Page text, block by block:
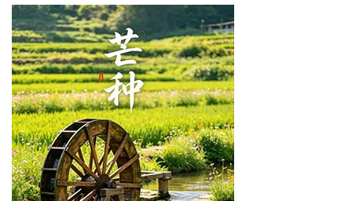
及
评
论
墨
笺
香